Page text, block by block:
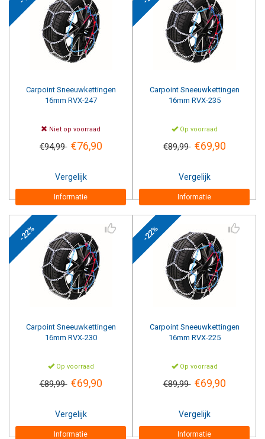
CarpointSneeuwkettingen
16mm RVX-247
Niet op voorraad
€94,99 €76,90
Vergelijk
Informatie
CarpointSneeuwkettingen
16mm RVX-235
Op voorraad
€89,99 €69,90
Vergelijk
Informatie
-22%
CarpointSneeuwkettingen
16mm RVX-230
Op voorraad
€89,99 €69,90
Vergelijk
Informatie
-22%
CarpointSneeuwkettingen
16mm RVX-225
Op voorraad
€89,99 €69,90
Vergelijk
Informatie